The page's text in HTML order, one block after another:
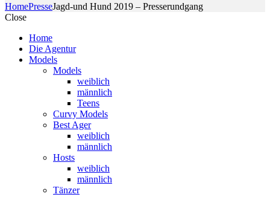
HomePresseJagd-und Hund 2019 – Presserundgang
Close
Home
Die Agentur
Models
Models
weiblich
männlich
Teens
Curvy Models
Best Ager
weiblich
männlich
Hosts
weiblich
männlich
Tänzer